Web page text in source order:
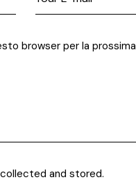
browser per la
and stored.